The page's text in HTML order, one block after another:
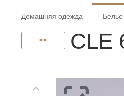
Домашняя одежда Белье
<< CLE